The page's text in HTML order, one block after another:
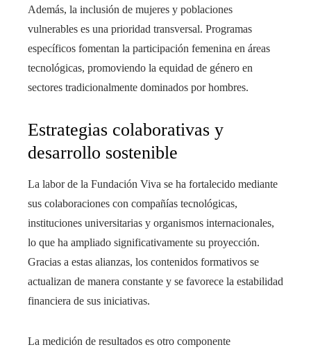
Además, la inclusión de mujeres y poblaciones
vulnerables es una prioridad transversal. Programas
específicos fomentan la participación femenina en áreas
tecnológicas, promoviendo la equidad de género en
sectores tradicionalmente dominados por hombres.
Estrategias colaborativas y
desarrollo sostenible
La labor de la Fundación Viva se ha fortalecido mediante
sus colaboraciones con compañías tecnológicas,
instituciones universitarias y organismos internacionales,
lo que ha ampliado significativamente su proyección.
Gracias a estas alianzas, los contenidos formativos se
actualizan de manera constante y se favorece la estabilidad
financiera de sus iniciativas.
La medición de resultados es otro componente